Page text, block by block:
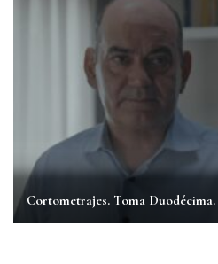
Cortometrajes. Toma Duodécima.